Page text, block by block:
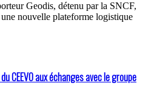
Geodis, détenu par la SNCF,
nouvelle plateforme logistique
CEEVO aux échanges avec le groupe